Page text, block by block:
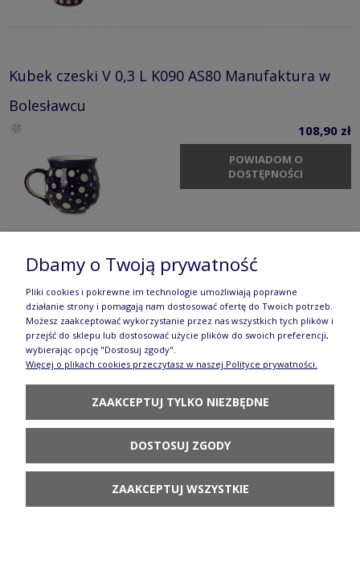
Kubek czeski V 0,3 L K090 AS80 Manufaktura w
Bolesławcu
108,90 zł
POWIADOM O
DOSTĘPNOŚCI
Filiżanka i spodek espresso V 0,07 L F037 AS62
Manufaktura w Bolesławcu
92,90 zł
POWIADOM O
DOSTĘPNOŚCI
Filiżanka i spodek espresso V 0,07 L F037 AS79
Dbamy o Twoją prywatność
Pliki cookies i pokrewne im technologie umożliwiają poprawne
działanie strony i pomagają nam dostosować ofertę do Twoich potrzeb.
Możesz zaakceptować wykorzystanie przez nas wszystkich tych plików i
przejść do sklepu lub dostosować użycie plików do swoich preferencji,
wybierając opcję "Dostosuj zgody".
Więcej o plikach cookies przeczytasz w naszej Polityce prywatności.
ZAAKCEPTUJ TYLKO NIEZBĘDNE
DOSTOSUJ ZGODY
ZAAKCEPTUJ WSZYSTKIE